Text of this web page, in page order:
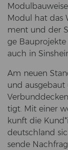
Modul hat das
ment und der
ge
auch in
Am neuen
und
tigt. Mit einer
kunft die
deutsch­land
sen­de